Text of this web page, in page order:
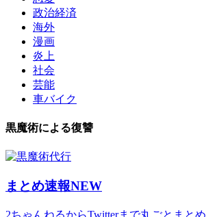
政治経済
海外
漫画
炎上
社会
芸能
車バイク
黒魔術による復讐
まとめ速報NEW
2ちゃんねるからTwitterまで丸ごとまとめ